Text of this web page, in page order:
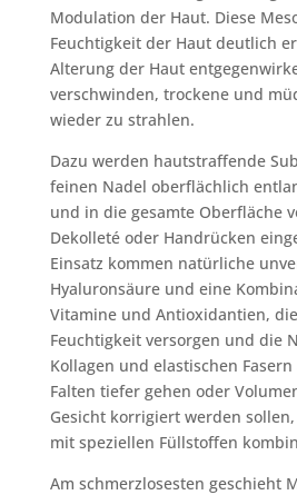
Modulation der Haut. Diese
Feuchtigkeit der Haut deutlich
Alterung der Haut
verschwinden, trockene und
wieder zu strahlen.
Dazu werden hautstraffende
feinen Nadel oberflächlich
und in die gesamte Oberfläche
Dekolleté oder Handrücken
Einsatz kommen natürliche
Hyaluronsäure und eine
Vitamine und Antioxidantien,
Feuchtigkeit versorgen und die
Kollagen und elastischen
Falten tiefer gehen oder
Gesicht korrigiert werden
mit speziellen Füllstoffen
Am schmerzlosesten geschieht